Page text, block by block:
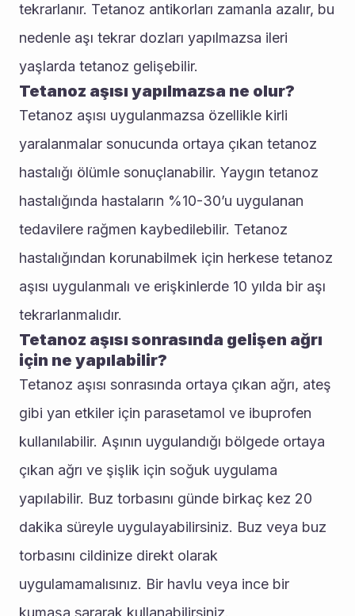
tekrarlanır. Tetanoz antikorları zamanla azalır, bu
nedenle aşı tekrar dozları yapılmazsa ileri
yaşlarda tetanoz gelişebilir.
Tetanoz aşısı yapılmazsa ne olur?
Tetanoz aşısı uygulanmazsa özellikle kirli
yaralanmalar sonucunda ortaya çıkan tetanoz
hastalığı ölümle sonuçlanabilir. Yaygın tetanoz
hastalığında hastaların %10-30’u uygulanan
tedavilere rağmen kaybedilebilir. Tetanoz
hastalığından korunabilmek için herkese tetanoz
aşısı uygulanmalı ve erişkinlerde 10 yılda bir aşı
tekrarlanmalıdır.
Tetanoz aşısı sonrasında gelişen ağrı
için ne yapılabilir?
Tetanoz aşısı sonrasında ortaya çıkan ağrı, ateş
gibi yan etkiler için parasetamol ve ibuprofen
kullanılabilir. Aşının uygulandığı bölgede ortaya
çıkan ağrı ve şişlik için soğuk uygulama
yapılabilir. Buz torbasını günde birkaç kez 20
dakika süreyle uygulayabilirsiniz. Buz veya buz
torbasını cildinize direkt olarak
uygulamamalısınız. Bir havlu veya ince bir